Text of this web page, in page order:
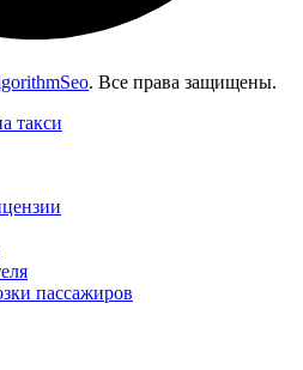
. Все права защищены.
пассажиров